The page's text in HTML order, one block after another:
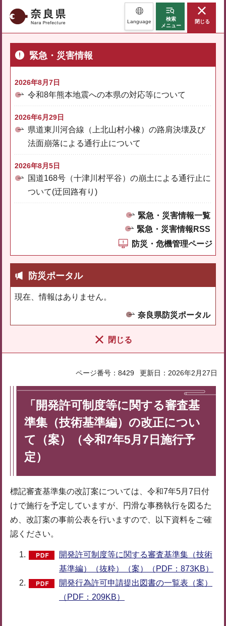
奈良県 Language
検索
メニュー
閉じる
緊急・災害情報
2026年8月7日
令和8年熊本地震への本県の対応等について
2026年6月29日
県道東川河合線（上北山村小橡）の路肩決壊及び
法面崩落による通行止について
2026年8月5日
国道168号（十津川村平谷）の崩土による通行止に
ついて(迂回路有り)
緊急・災害情報一覧
緊急・災害情報RSS
防災・危機管理ページ
防災ポータル
現在、情報はありません。
奈良県防災ポータル
閉じる
ページ番号：8429 更新日：2026年2月27日
「開発許可制度等に関する審査基
準集（技術基準編）の改正につい
て（案）（令和7年5月7日施行予
定）
標記審査基準集の改訂案については、令和7年5月7日付
けで施行を予定していますが、円滑な事務執行を図るた
め、改訂案の事前公表を行いますので、以下資料をご確
認ください。
開発許可制度等に関する審査基準集（技術
基準編）（抜粋）（案）（PDF：873KB）
開発行為許可申請提出図書の一覧表（案）
（PDF：209KB）